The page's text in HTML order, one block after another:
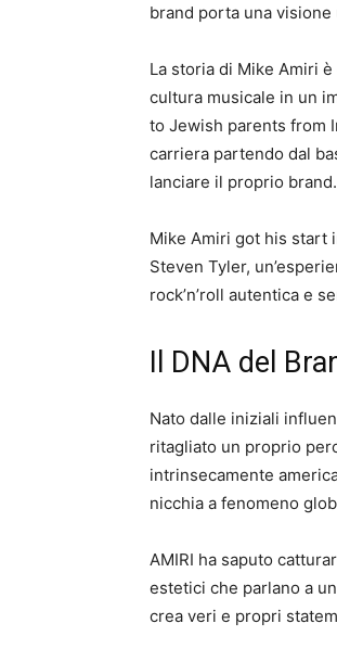
brand porta una
La storia di Mike Amiri
cultura musicale in un
to Jewish parents from
carriera partendo dal
lanciare il proprio brand.
Mike Amiri got his start
Steven Tyler,
rock’n’roll autentica e
Il DNA del
Nato dalle iniziali
ritagliato un proprio
intrinsecamente
nicchia a fenomeno
AMIRI ha saputo
estetici che parlano a
crea veri e propri